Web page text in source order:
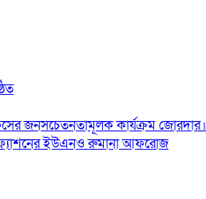
জনসচেতনতামূলক কার্যক্রম জোরদার।
ইউএনও রুমানা আফরোজ